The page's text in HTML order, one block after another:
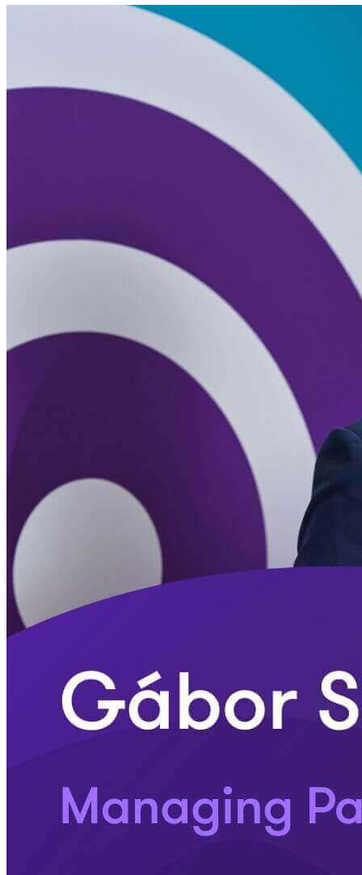
Lochnverrechnung
Nachrichten
getaggt
Nachrichten | 2025. 09. 16.
Führungswechsel an der Spitze von
Grant Thornton: Gábor Szarka wurde neuer Managing Partner der
Unternehmensgruppe